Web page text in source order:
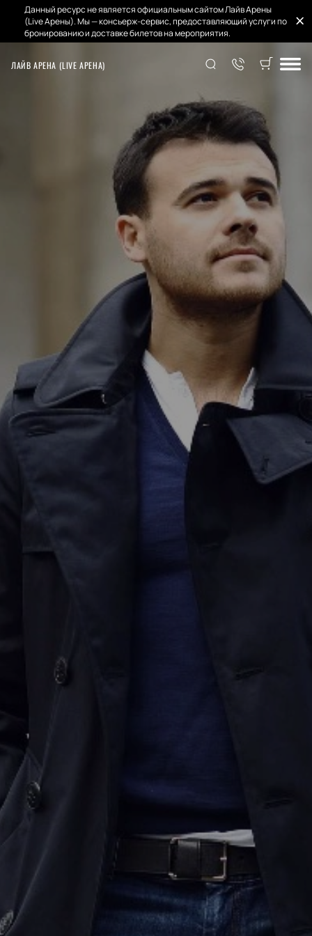
Данный ресурс не является официальным сайтом Лайв Арены
(Live Арены). Мы — консьерж-сервис, предоставляющий услуги по
бронированию и доставке билетов на мероприятия.
ЛАЙВ АРЕНА (LIVE АРЕНА)